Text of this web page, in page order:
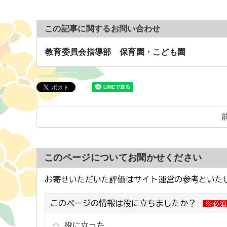
この記事に関するお問い合わせ
教育委員会指導部 保育園・こども園
このページについてお聞かせください